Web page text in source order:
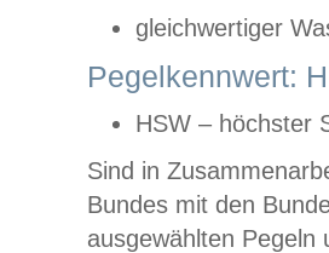
gleichwertiger
Pegelkennwert:
HSW – höchster
Sind in
Bundes mit den
ausgewählten